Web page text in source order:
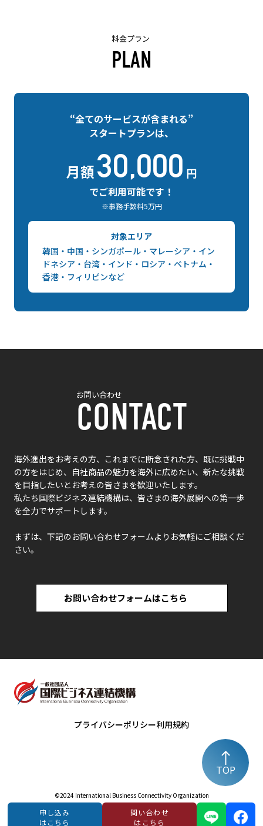
申し込み
はこちら
問い合わせ
はこちら
料金プラン
PLAN
“全てのサービスが含まれる”
スタートプランは、
月額30,000 円
でご利用可能です！
※事務手数料5万円
対象エリア
韓国・中国・シンガポール・マレーシア・イン
ドネシア・台湾・インド・ロシア・ベトナム・
香港・フィリピンなど
お問い合わせ
CONTACT
海外進出をお考えの方、これまでに断念された方、既に挑戦中
の方をはじめ、自社商品の魅力を海外に広めたい、新たな挑戦
を目指したいとお考えの皆さまを歓迎いたします。
私たち国際ビジネス連結機構は、皆さまの海外展開への第一歩
を全力でサポートします。
まずは、下記のお問い合わせフォームよりお気軽にご相談くだ
さい。
お問い合わせフォームはこちら
プライバシーポリシー利用規約
TOP
©️2024 International Business Connectivity Organization